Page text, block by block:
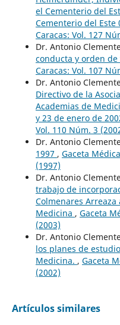
el Cementerio del
Cementerio del Este
Caracas: Vol. 127
Dr. Antonio
conducta y orden de
Caracas: Vol. 107
Dr. Antonio
Directivo de la
Academias de
y 23 de enero de
Vol. 110 Núm. 3
Dr. Antonio
1997 , Gaceta
(1997)
Dr. Antonio
trabajo de
Colmenares
Medicina , Gaceta
(2003)
Dr. Antonio
los planes de
Medicina. , Gaceta
(2002)
Artículos similares